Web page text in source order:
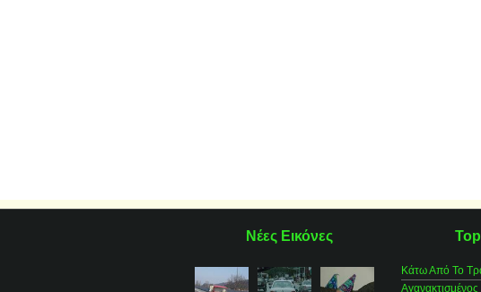
Νέες Εικόνες
Κάτω Από Το
Αγανακτισμένος